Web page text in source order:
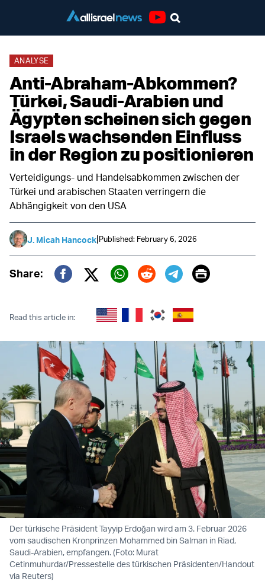
ANALYSE
Anti-Abraham-Abkommen?
Türkei, Saudi-Arabien und
Ägypten scheinen sich gegen
Israels wachsenden Einfluss
in der Region zu positionieren
Verteidigungs- und Handelsabkommen zwischen der
Türkei und arabischen Staaten verringern die
Abhängigkeit von den USA
J. Micah Hancock|Published: February 6, 2026
Share:
Twitter (X)
Print
Read this article in:
Der türkische Präsident Tayyip Erdoğan wird am 3. Februar 2026
vom saudischen Kronprinzen Mohammed bin Salman in Riad,
Saudi-Arabien, empfangen. (Foto: Murat
Cetinmuhurdar/Pressestelle des türkischen Präsidenten/Handout
via Reuters)